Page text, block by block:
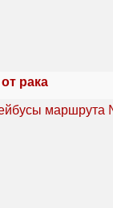
рака